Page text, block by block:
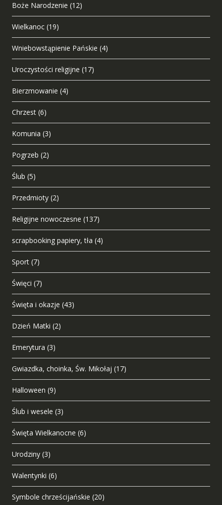
Boże Narodzenie (12)
Wielkanoc (19)
Wniebowstąpienie Pańskie (4)
Uroczystości religijne (17)
Bierzmowanie (4)
Chrzest (6)
Komunia (3)
Pogrzeb (2)
Ślub (5)
Przedmioty (2)
Religijne nowoczesne (137)
scrapbooking papiery, tła (4)
Sport (7)
Święci (7)
Święta i okazje (43)
Dzień Matki (2)
Emerytura (3)
Gwiazdka, choinka, Św. Mikołaj (17)
Halloween (9)
Ślub i wesele (3)
Święta Wielkanocne (6)
Urodziny (3)
Walentynki (6)
Symbole chrześcijańskie (20)